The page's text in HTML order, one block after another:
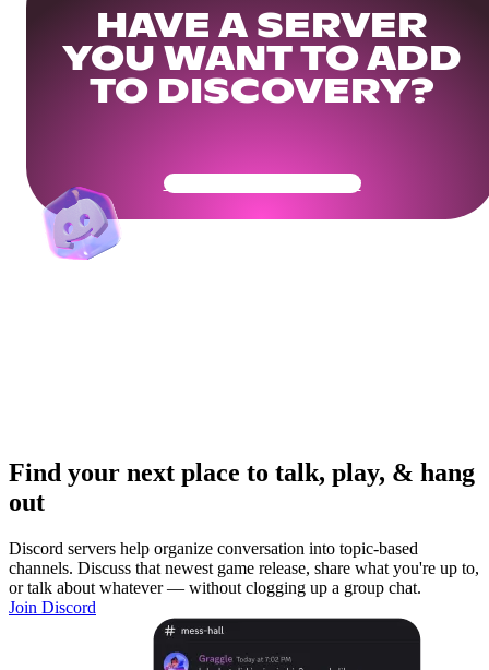
HAVE A SERVER
YOU WANT TO ADD
TO DISCOVERY?
Get Your Community Ready
Find your next place to talk, play, & hang
out
Discord servers help organize conversation into topic-based
channels. Discuss that newest game release, share what you're up to,
or talk about whatever — without clogging up a group chat.
Join Discord